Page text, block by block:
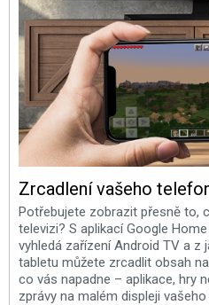
Zrcadlení vašeho
Potřebujete zobrazit přesně to,
televizi? S aplikací Google
vyhledá zařízení Android TV a z
tabletu můžete zrcadlit obsah
co vás napadne – aplikace, hry
zprávy na malém displeji